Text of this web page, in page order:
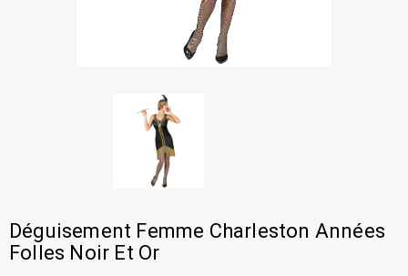
Déguisement Femme Charleston Années
Folles Noir Et Or